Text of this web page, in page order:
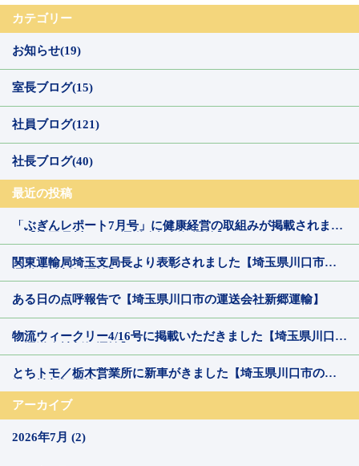
カテゴリー
お知らせ(19)
室長ブログ(15)
社員ブログ(121)
社長ブログ(40)
最近の投稿
「ぶぎんレポート7月号」に健康経営の取組みが掲載されまし
関東運輸局埼玉支局長より表彰されました【埼玉県川口市の
ある日の点呼報告で【埼玉県川口市の運送会社新郷運輸】
物流ウィークリー4/16号に掲載いただきました【埼玉県川口市
とちトモ／栃木営業所に新車がきました【埼玉県川口市の運
アーカイブ
2026年7月 (2)